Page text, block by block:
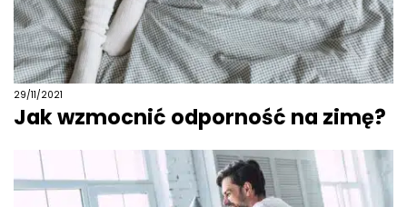
29/11/2021
Jak wzmocnić odporność na zimę?